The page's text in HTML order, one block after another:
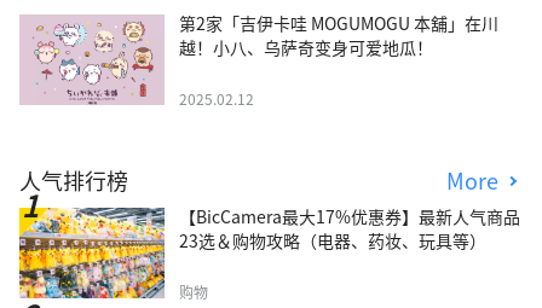
第2家「吉伊卡哇 MOGUMOGU 本舖」在川
越！小八、乌萨奇变身可爱地瓜！
2025.02.12
人气排行榜 More
【BicCamera最大17%优惠券】最新人气商品
23选＆购物攻略（电器、药妆、玩具等）
购物